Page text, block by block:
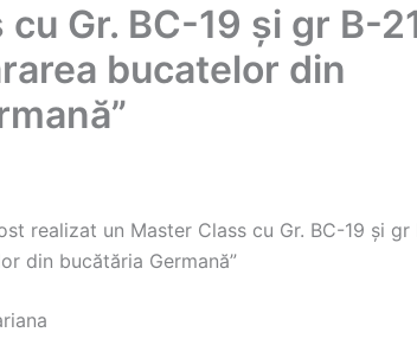
Gr. BC-19 și gr B-
bucatelor din
realizat un Master Class cu Gr. BC-19 și gr
din bucătăria Germană”